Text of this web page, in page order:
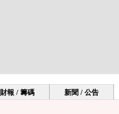
財報 / 籌碼 新聞 / 公告